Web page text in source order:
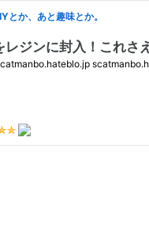
とか、あと趣味とか。
ジンに封入！これさ